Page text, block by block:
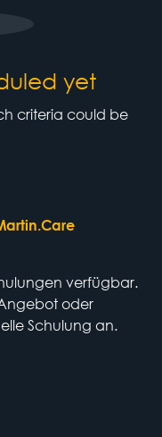
yet
criteria could be
verfügbar.
oder
Schulung an.